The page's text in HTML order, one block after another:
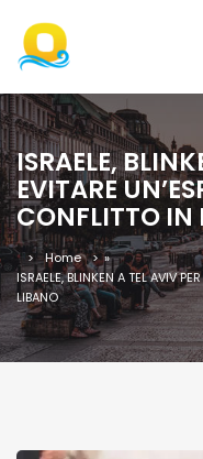
ISRAELE,
EVITARE
CONFLITTO IN
Home
»
ISRAELE, BLINKEN A TEL AVIV
LIBANO